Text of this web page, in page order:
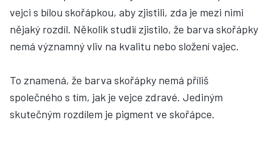
vejci s bílou skořápkou, aby zjistili, zda je mezi nimi
nějaký rozdíl. Několik studií zjistilo, že barva skořápky
nemá významný vliv na kvalitu nebo složení vajec.
To znamená, že barva skořápky nemá příliš
společného s tím, jak je vejce zdravé. Jediným
skutečným rozdílem je pigment ve skořápce.